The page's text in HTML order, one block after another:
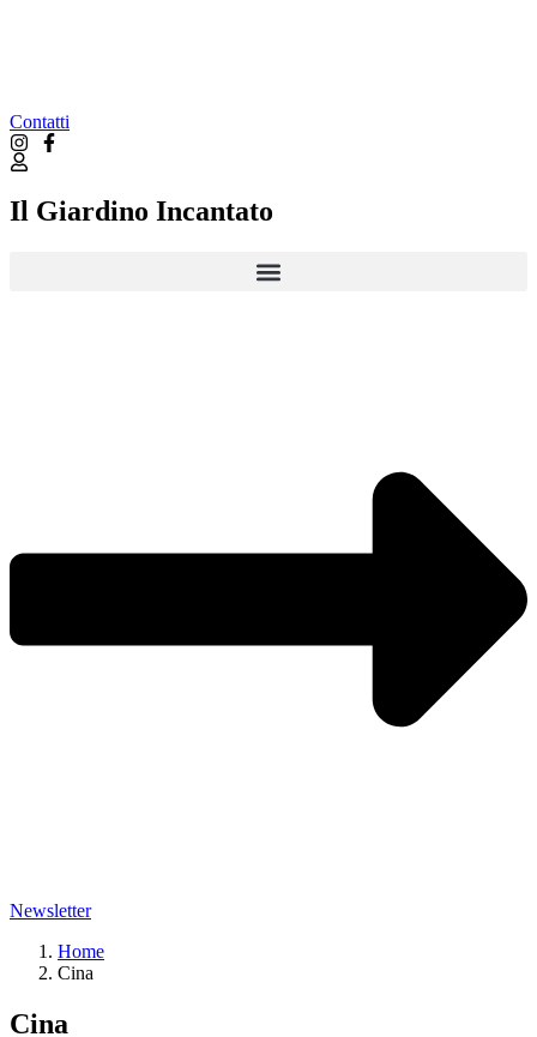
Contatti
Il Giardino Incantato
Newsletter
Home
Cina
Cina